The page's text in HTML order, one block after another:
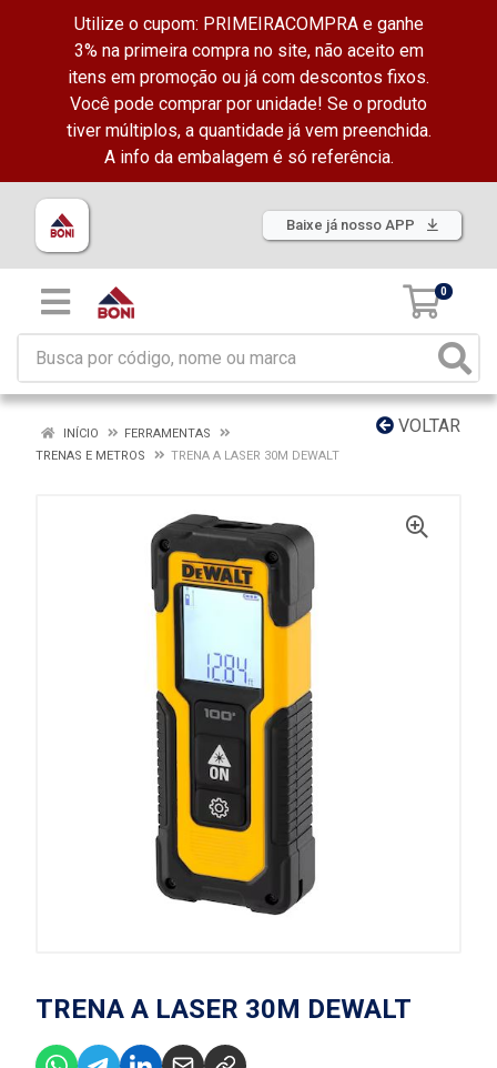
Utilize o cupom: PRIMEIRACOMPRA e ganhe
3% na primeira compra no site, não aceito em
itens em promoção ou já com descontos fixos.
Você pode comprar por unidade! Se o produto
tiver múltiplos, a quantidade já vem preenchida.
A info da embalagem é só referência.
Baixe já nosso APP
0
VOLTAR
INÍCIO
FERRAMENTAS
TRENAS E METROS
TRENA A LASER 30M DEWALT
TRENA A LASER 30M DEWALT